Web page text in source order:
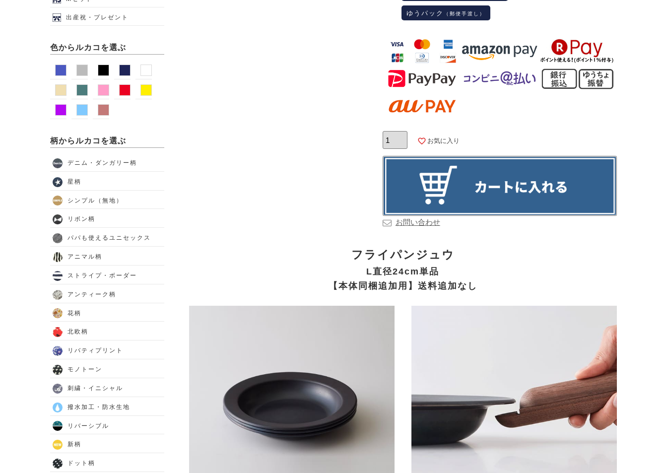
ゆうパック （郵便手渡し）
お気に入り
お問い合わせ
フライパンジュウ
L直径24cm単品
【本体同梱追加用】送料追加なし
出産祝・プレゼント
色からルカコを選ぶ
柄からルカコを選ぶ
デニム・ダンガリー柄
星柄
シンプル（無地）
リボン柄
パパも使えるユニセックス
アニマル柄
ストライプ・ボーダー
アンティーク柄
花柄
北欧柄
リバティプリント
モノトーン
刺繍・イニシャル
撥水加工・防水生地
リバーシブル
新柄
ドット柄